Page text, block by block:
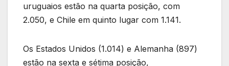
uruguaios estão na quarta posição, com
2.050, e Chile em quinto lugar com 1.141.
Os Estados Unidos (1.014) e Alemanha (897)
estão na sexta e sétima posição,